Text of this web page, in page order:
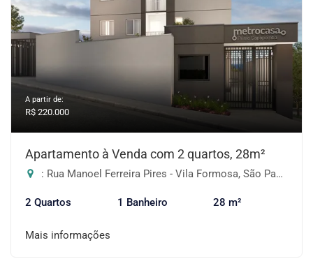
A partir de:
R$ 220.000
Apartamento à Venda com 2 quartos, 28m²
: Rua Manoel Ferreira Pires - Vila Formosa, São Paulo-SP
2 Quartos 1 Banheiro 28 m²
Mais informações